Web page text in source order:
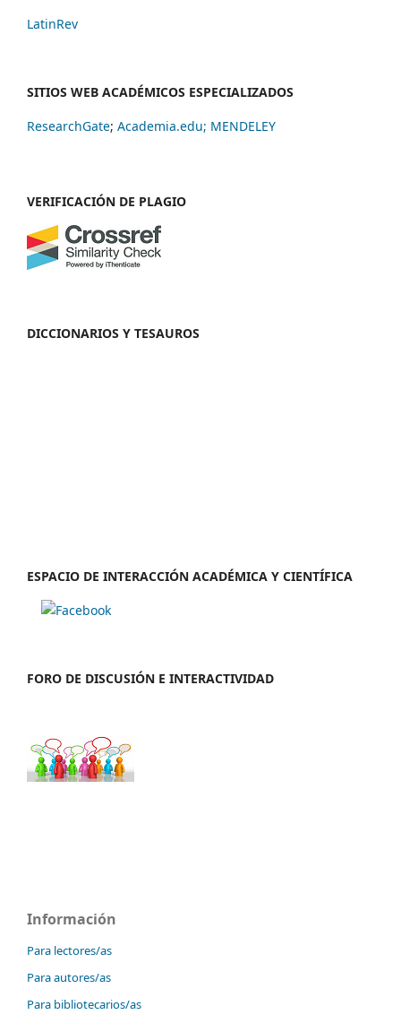
LatinRev
SITIOS WEB ACADÉMICOS ESPECIALIZADOS
ResearchGate; Academia.edu; MENDELEY
VERIFICACIÓN DE PLAGIO
DICCIONARIOS Y TESAUROS
ESPACIO DE INTERACCIÓN ACADÉMICA Y CIENTÍFICA
FORO DE DISCUSIÓN E INTERACTIVIDAD
Información
Para lectores/as
Para autores/as
Para bibliotecarios/as